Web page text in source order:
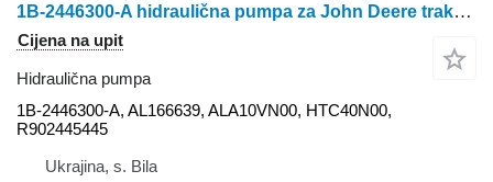
1B-2446300-A hidraulična pumpa za John Deere traktora točkaša
Cijena na upit
Hidraulična pumpa
1B-2446300-A, AL166639, ALA10VN00, HTC40N00,
R902445445
Ukrajina, s. Bila